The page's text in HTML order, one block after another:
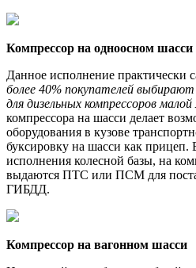
Компрессор на одноосном шасси
Данное исполнение практически
более 40% покупателей
для дизельных компрессоров
компрессора на шасси делает
оборудования в кузове
буксировку на шасси как прицеп.
исполнения колесной базы, на
выдаются ПТС или ПСМ для
ГИБДД.
Компрессор на вагонном шасси